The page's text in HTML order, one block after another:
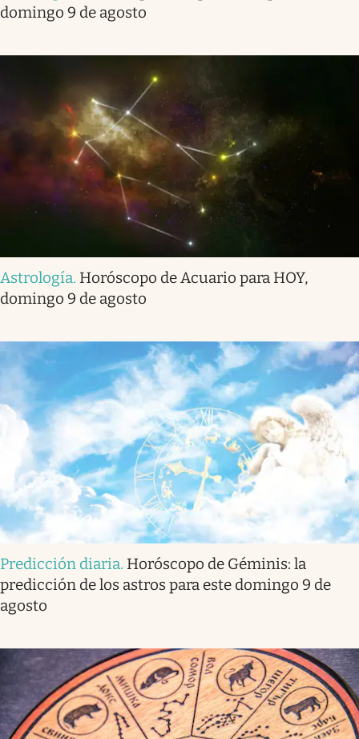
domingo 9 de agosto
Astrología. Horóscopo de Acuario para HOY,
domingo 9 de agosto
Predicción diaria. Horóscopo de Géminis: la
predicción de los astros para este domingo 9 de
agosto